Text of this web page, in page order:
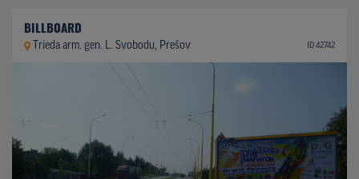
BILLBOARD
Trieda arm. gen. L. Svobodu, Prešov ID 42742